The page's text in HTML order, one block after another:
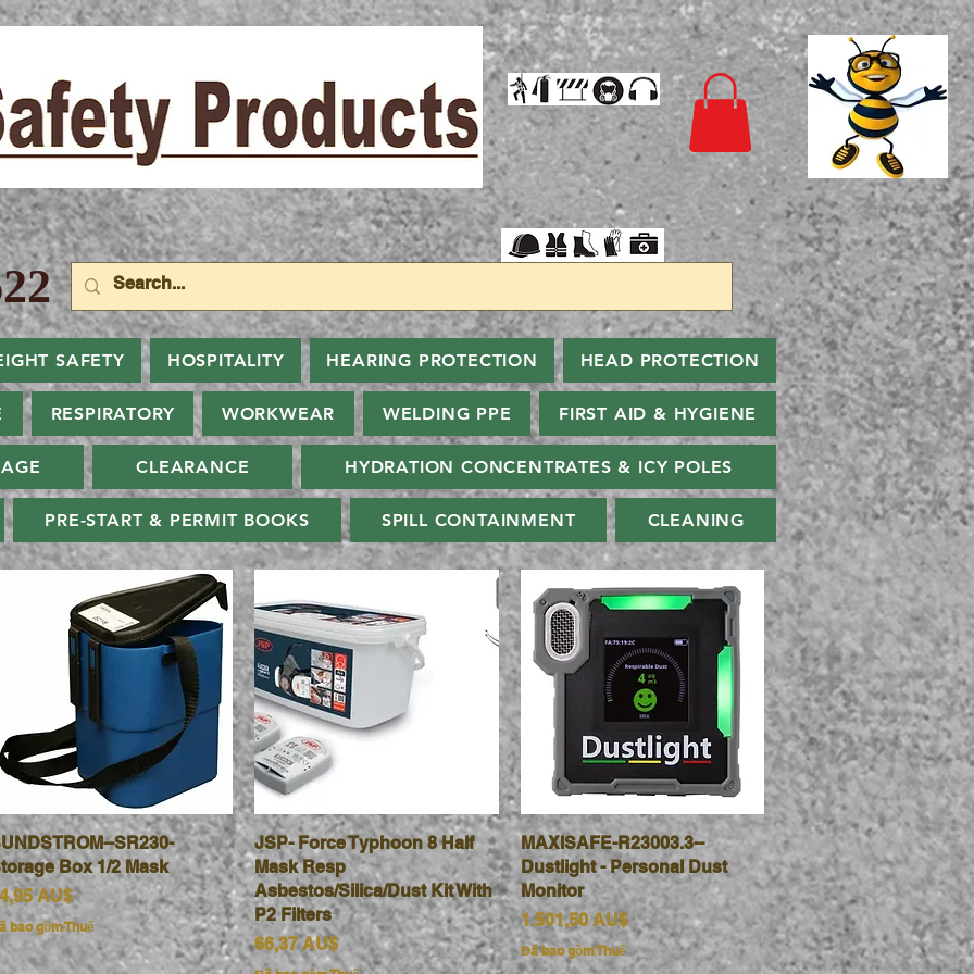
SAFETY HOSPITALITY HEARING PROTECTION HEAD PROTECTION
RESPIRATORY WORKWEAR WELDING PPE FIRST AID & HYGIENE
CLEARANCE HYDRATION CONCENTRATES & ICY POLES
PRE-START & PERMIT BOOKS SPILL CONTAINMENT CLEANING
Xem nhanh
SR230-
Box 1/2 Mask
AU$
bao gồm Thuế
Xem nhanh
JSP- Force Typhoon 8 Half
Mask Resp
Asbestos/Silica/Dust Kit With
P2 Filters
Giá
66,37 AU$
Xem nhanh
MAXISAFE-R23003.3--
Dustlight - Personal Dust
Monitor
Giá
1.501,50 AU$
Đã bao gồm Thuế